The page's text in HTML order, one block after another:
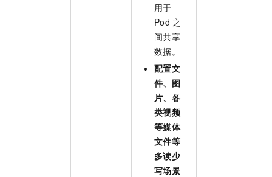
用于
Pod 之
间共享
数据。
配置文
件、图
片、各
类视频
等媒体
文件等
多读少
写场景